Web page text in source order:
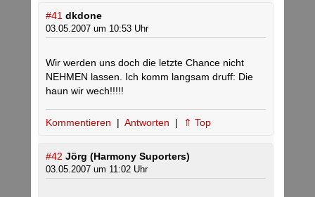
#41 dkdone
03.05.2007 um 10:53 Uhr
Wir werden uns doch die letzte Chance nicht
NEHMEN lassen. Ich komm langsam druff: Die
haun wir wech!!!!!
Kommentieren | Antworten | ⇑ Top
#42 Jörg (Harmony Suporters)
03.05.2007 um 11:02 Uhr